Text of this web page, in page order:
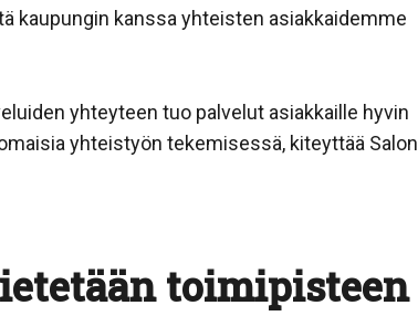
kaupungin kanssa yhteisten asiakkaidemme
yhteyteen tuo palvelut asiakkaille hyvin
yhteistyön tekemisessä, kiteyttää Salon
toimipisteen